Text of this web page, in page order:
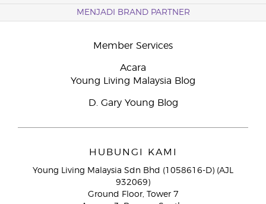
MENJADI BRAND PARTNER
Member Services
Acara
Young Living Malaysia Blog
D. Gary Young Blog
HUBUNGI KAMI
Young Living Malaysia Sdn Bhd (1058616-D) (AJL
932069)
Ground Floor, Tower 7